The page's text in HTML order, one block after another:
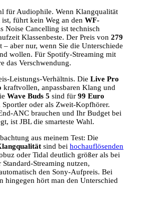
für Audiophile. Wenn Klangqualität
führt kein Weg an den WF-
Noise Cancelling ist technisch
Klassenbeste. Der Preis von 279
– aber nur, wenn Sie die Unterschiede
wollen. Für Spotify-Streaming mit
das Verschwendung.
Leistungs-Verhältnis. Die Live Pro
kraftvollen, anpassbaren Klang und
Wave Buds 5 sind für 99 Euro
oder als Zweit-Kopfhörer.
ANC brauchen und Ihr Budget bei
ist JBL die smarteste Wahl.
aus meinem Test: Die
sind bei hochauflösenden
oder Tidal deutlich größer als bei
Streaming nutzen,
den Sony-Aufpreis. Bei
hingegen hört man den Unterschied